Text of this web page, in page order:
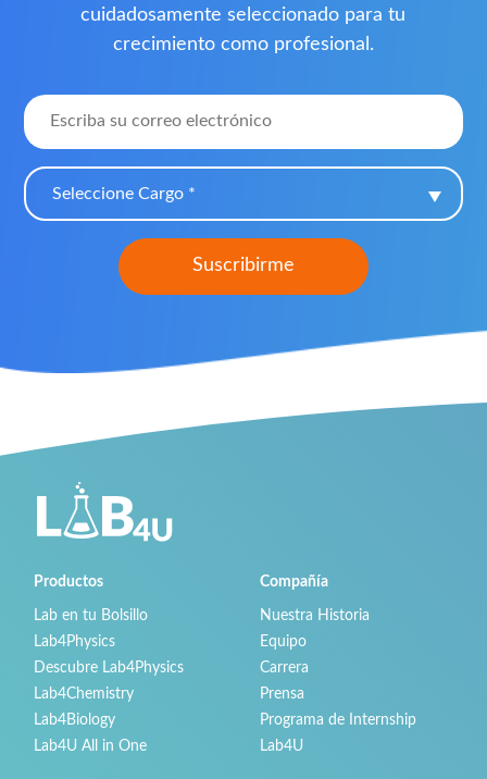
cuidadosamente seleccionado para tu
crecimiento como profesional.
Seleccione Cargo *
Productos
Lab en tu Bolsillo
Lab4Physics
Descubre Lab4Physics
Lab4Chemistry
Lab4Biology
Lab4U All in One
Compañía
Nuestra Historia
Equipo
Carrera
Prensa
Programa de Internship
Lab4U